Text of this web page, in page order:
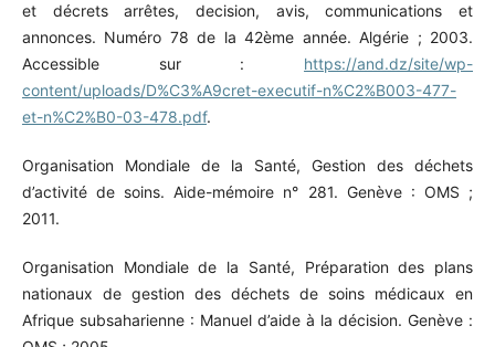
et décrets arrêtes, decision, avis, communications et
annonces. Numéro 78 de la 42ème année. Algérie ; 2003.
Accessible sur : https://and.dz/site/wp-
content/uploads/D%C3%A9cret-executif-n%C2%B003-477-
et-n%C2%B0-03-478.pdf.
Organisation Mondiale de la Santé, Gestion des déchets
d’activité de soins. Aide-mémoire n° 281. Genève : OMS ;
2011.
Organisation Mondiale de la Santé, Préparation des plans
nationaux de gestion des déchets de soins médicaux en
Afrique subsaharienne : Manuel d’aide à la décision. Genève :